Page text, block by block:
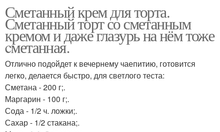
Сметанный крем для торта.
Сметанный торт со сметанным
кремом и даже глазурь на нём тоже
cметанная.
Отлично подойдет к вечернему чаепитию, готовится
легко, делается быстро, для светлого теста:
Сметана - 200 г;.
Маргарин - 100 г;.
Сода - 1/2 ч. ложки;.
Сахар - 1/2 стакана;.